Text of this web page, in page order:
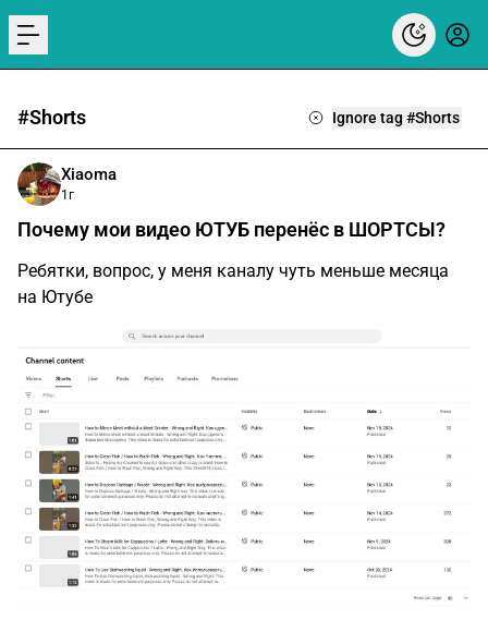
menu
#Shorts Ignore tag #Shorts
Xiaoma
1г
Почему мои видео ЮТУБ перенёс в ШОРТСЫ?
Ребятки, вопрос, у меня каналу чуть меньше месяца
на Ютубе